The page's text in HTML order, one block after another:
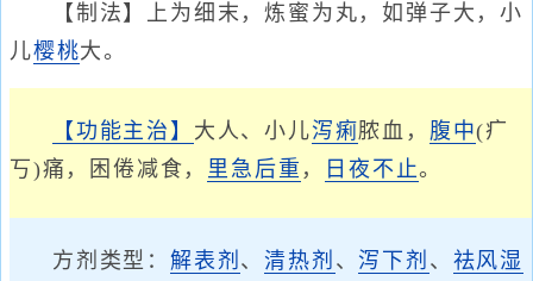
【制法】上为细末，炼蜜为丸，如弹子大，小
儿樱桃大。
【功能主治】 大人、小儿泻痢脓血， 腹中(疒
丂)痛，困倦减食， 里急后重 ， 日夜不止。
方剂类型： 解表剂 、清热剂 、 泻下剂 、 祛风湿